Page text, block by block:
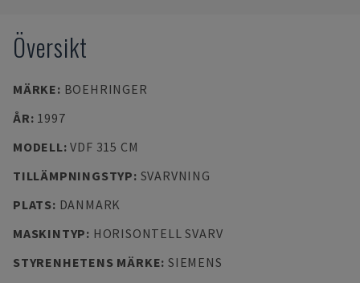
Översikt
MÄRKE: BOEHRINGER
ÅR: 1997
MODELL:VDF 315 CM
TILLÄMPNINGSTYP: SVARVNING
PLATS: DANMARK
MASKINTYP: HORISONTELL SVARV
STYRENHETENS MÄRKE: SIEMENS